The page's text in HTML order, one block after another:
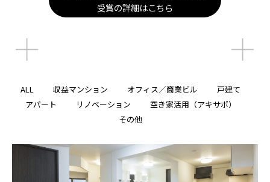
受賞の詳細はこちら
受賞の詳細はこちら
ALL 収益マンション オフィス／商業ビル
戸建て
アパート
リノベーション
空き家活用（アキサポ）
その他